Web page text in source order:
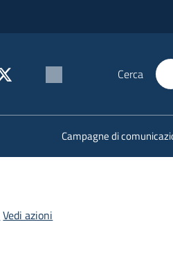
Cerca
Campagne di
Vedi azioni